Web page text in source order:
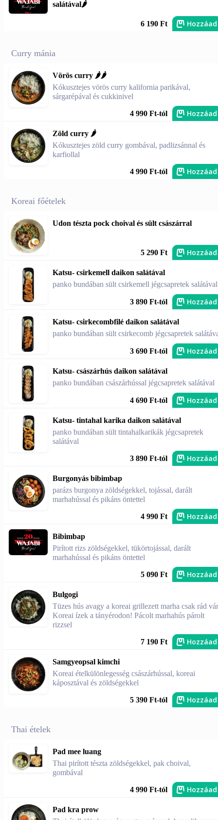
salátával🌶️
6 190 Ft Hozzáad
Curry mánia
Vörös curry 🌶️🌶️
Kókusztejes vörös curry kalifornia parikával,
sárgarépával és cukkinivel
4 990 Ft-tól Hozzáad
Zöld curry 🌶️
Kókusztejes zöld curry gombával, padlizsánnal és
karfiollal
4 990 Ft-tól Hozzáad
Koreai főételek
Udon tészta pock choival és sült császárral
5 290 Ft Hozzáad
Katsu- csirkemell daikon salátával
panko bundában sült csirkemell jégcsapretek salátával
3 890 Ft-tól Hozzáad
Katsu- csirkecombfilé daikon salátával
panko bundában sült csirkecomb jégcsapretek
3 690 Ft-tól Hozzáad
Katsu- császárhús daikon salátával
panko bundában császárhússal jégcsapretek salátával
4 690 Ft-tól Hozzáad
Katsu- tintahal karika daikon salátával
panko bundában sült tintahalkarikák jégcsapretek
salátával
3 890 Ft-tól Hozzáad
Burgonyás bibimbap
parázs burgonya zöldségekkel, tojással, darált
marhahússal és pikáns öntettel
4 990 Ft Hozzáad
Bibimbap
Pirított rizs zöldségekkel, tükörtojással, darált
marhahússal és pikáns öntettel
5 090 Ft Hozzáad
Bulgogi
Tüzes hús avagy a koreai grillezett marha csak rád
Koreai ízek a tányérodon! Pácolt marhahús párolt
rizzsel
7 190 Ft Hozzáad
Samgyeopsal kimchi
Koreai ételkülönlegesség császárhússal, koreai
káposztával és zöldségekkel
5 390 Ft-tól Hozzáad
Thai ételek
Pad mee luang
Thai pirított tészta zöldségekkel, pak choival,
gombával
4 990 Ft-tól Hozzáad
Pad kra prow